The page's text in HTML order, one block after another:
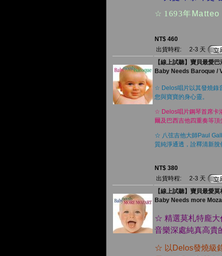
☆ 1693年
NT$ 460
出貨時程:
2-3 天
【線上試聽】寶貝最愛
Baby Needs Baroque /
☆ Delos唱片以其發燒錄
您與寶寶的身心靈。
☆ Delos唱片鋼琴首席卡
爾及巴西吉他四重奏等
☆ 八弦吉他大師Paul
質純淨通透，詮釋清新
NT$ 380
出貨時程:
2-3 天
【線上試聽】寶貝最愛
Baby Needs more
☆ 精選莫札特龐大
音樂深處純真高貴
☆ 以Delos發燒級